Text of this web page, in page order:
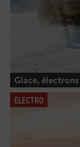
Glace,
ELECTRO